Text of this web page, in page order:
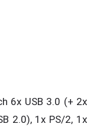
6x USB 3.0 (+ 2x
2.0), 1x PS/2, 1x